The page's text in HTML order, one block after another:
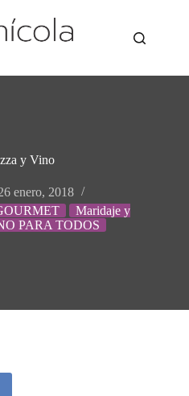
y Vino
enero, 2018
Maridaje y
PARA TODOS